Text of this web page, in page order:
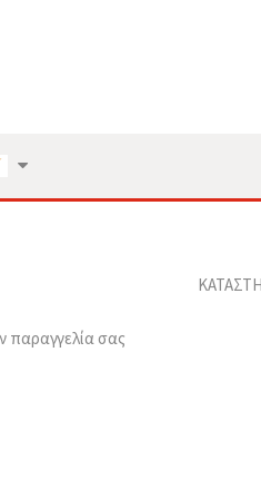
παραγγελία σας